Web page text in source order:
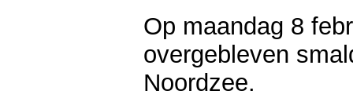
Op maandag 8
overgebleven
Noordzee.